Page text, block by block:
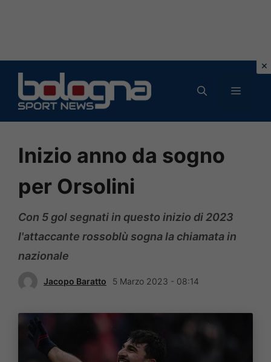
contenuto
MENU
Inizio anno da sogno
per Orsolini
Con 5 gol segnati in questo inizio di 2023
l'attaccante rossoblù sogna la chiamata in
nazionale
Jacopo Baratto 5 Marzo 2023 - 08:14